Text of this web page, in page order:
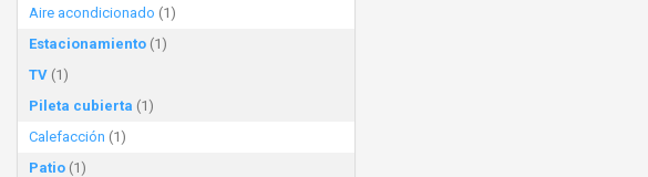
Aire acondicionado (1)
Estacionamiento (1)
TV (1)
Pileta cubierta (1)
Calefacción (1)
Patio (1)